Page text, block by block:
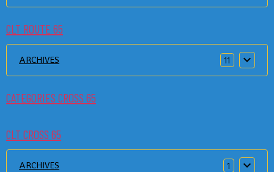
CLT ROUTE 65
ARCHIVES 11
CATEGORIES CROSS 65
CLT CROSS 65
ARCHIVES 1